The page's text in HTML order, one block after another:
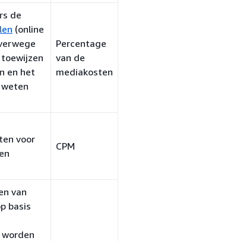
de
(online
en het
Percentage
van de
mediakosten
voor
CPM
van
basis